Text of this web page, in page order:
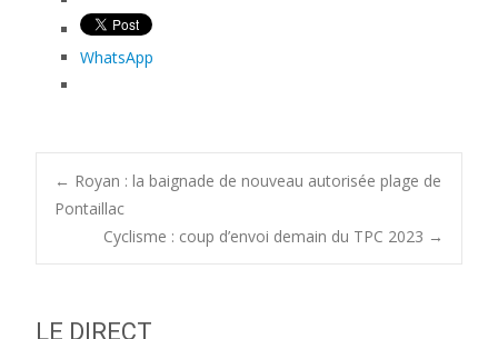
WhatsApp
Post
navigation
← Royan : la baignade de nouveau autorisée plage de
Pontaillac
Cyclisme : coup d’envoi demain du TPC 2023 →
LE DIRECT